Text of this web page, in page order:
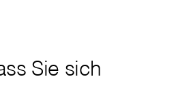
Sie sich